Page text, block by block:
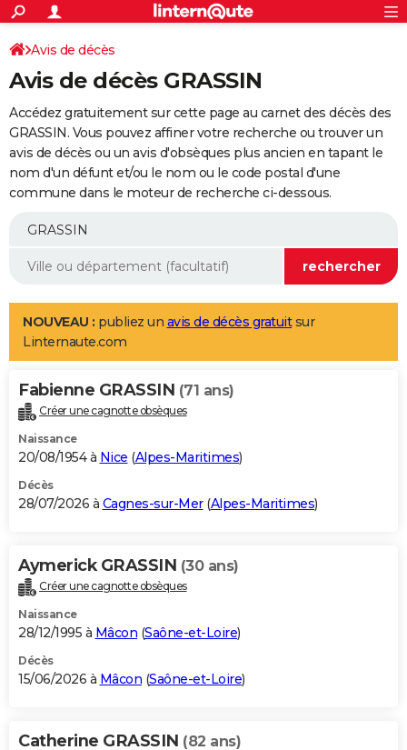
ACTUALITÉS
Politique
Société
Faits Divers
Education
Monde
Villes
+
SPORT
Coupe du monde 2026
Football
Tennis
Cyclisme
Rugby
Forum
Programme TV
TNT
Streaming
Cinéma
Sorties cinéma
Musique
+
FINANCE
Retraite
Epargne
Immobilier
Risques naturels par ville
Banque
Assurance
AUTO
Essais
Réserver un essai
Citadines
Berlines
SUV
Forum auto
+
Mobiles
Meilleur smartphone
Internet
Ordinateurs
Jeux vidéo
Guide high-tech
Aménagement intérieur
LIFESTYLE
Art de vivre
Bien-être
Loisirs
Mode
Modes de vie
Alimentation
Guide de la santé
Maladies
Médicaments
Sommeil
VOYAGE
Destinations
City break
Voyage nature
Voyage de noces
Forum
Climat
+PHOTO
GUIDES D'ACHAT
BONS PLANS
Carte de Noël
Carte Bonne année
Carte Saint-Valentin
Carte Pâques
Carte d'anniversaire
DICTIONNAIRE
Dictionnaire
Biographies
Citations
Expressions
Proverbes
PROGRAMME TV
S'inscrire
Se connecter
Lycées
Collèges
Primaires
Universités
Entreprises
Service militaire
Avis de recherche
AVIS DE DÉCÈS
Avis de décès
Avis de décès GRASSIN
Accédez gratuitement sur cette page au carnet des décès des
GRASSIN. Vous pouvez affiner votre recherche ou trouver un
avis de décès ou un avis d'obsèques plus ancien en tapant le
nom d'un défunt et/ou le nom ou le code postal d'une
commune dans le moteur de recherche ci-dessous.
NOUVEAU : publiez un avis de décès gratuitsur
Linternaute.com
Fabienne GRASSIN (71 ans)
Créer une cagnotte obsèques
Naissance
20/08/1954 à Nice (Alpes-Maritimes)
Décès
28/07/2026 à Cagnes-sur-Mer(Alpes-Maritimes)
Aymerick GRASSIN (30 ans)
Créer une cagnotte obsèques
Naissance
28/12/1995 à Mâcon (Saône-et-Loire)
Décès
15/06/2026 à Mâcon (Saône-et-Loire)
Catherine GRASSIN (82 ans)